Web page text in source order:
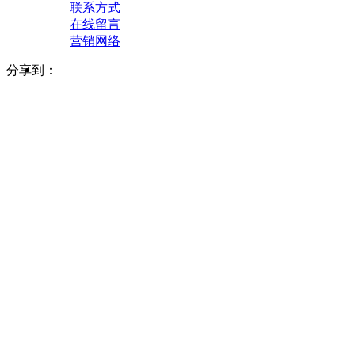
联系方式
在线留言
营销网络
分享到：